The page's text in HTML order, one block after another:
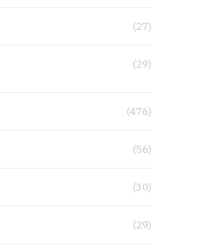
(27)
(29)
(476)
(56)
(30)
(29)